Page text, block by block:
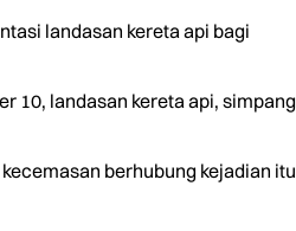
landasan kereta api bagi
10, landasan kereta api, simpang
berhubung kejadian itu